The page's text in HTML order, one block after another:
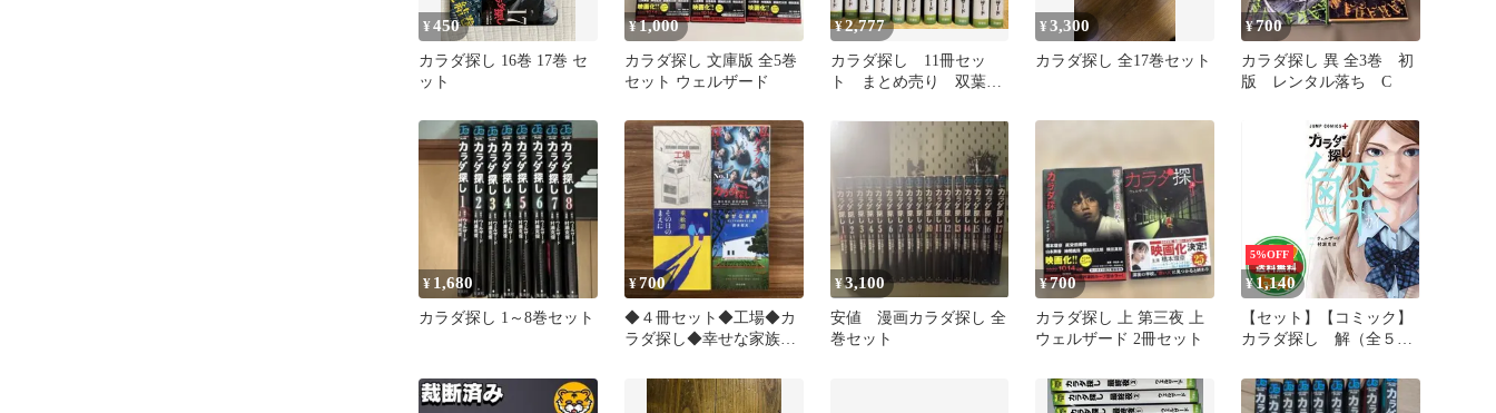
¥450
カラダ探し 16巻 17巻 セ
ット
¥1,000
カラダ探し 文庫版 全5巻
セット ウェルザード
¥2,777
カラダ探し 11冊セッ
ト まとめ売り 双葉
¥3,300
カラダ探し 全17巻セット
¥700
カラダ探し 異 全3巻 初
版 レンタル落ち C
¥ 1,680
カラダ探し 1～8巻セット
¥700
◆４冊セット◆工場◆カ
ラダ探し◆幸せな家族◆
¥3,100
安値 漫画カラダ探し 全
巻セット
¥700
カラダ探し 上 第三夜 上
ウェルザード 2冊セット
5%OFF
¥1,140
【セット】【コミック】
カラダ探し 解（全５